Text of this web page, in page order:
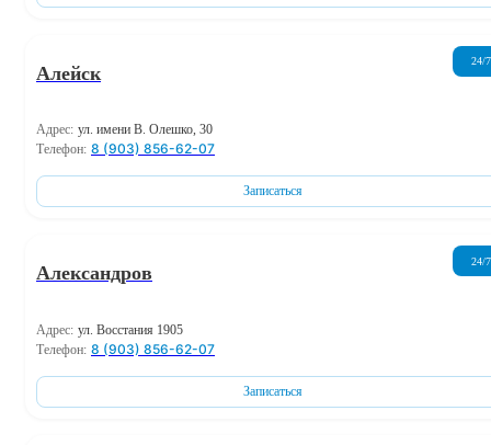
Алейск
24/7
Адрес: ул. имени В. Олешко, 30
Телефон: 8 (903) 856-62-07
Записаться
Александров
24/7
Адрес: ул. Восстания 1905
Телефон: 8 (903) 856-62-07
Записаться